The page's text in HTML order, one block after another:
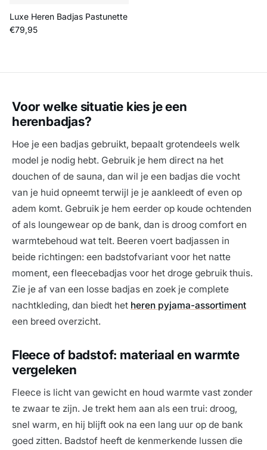
Luxe Heren Badjas Pastunette
Reguliere prijs
€79,95
Voor welke situatie kies je een
herenbadjas?
Hoe je een badjas gebruikt, bepaalt grotendeels welk
model je nodig hebt. Gebruik je hem direct na het
douchen of de sauna, dan wil je een badjas die vocht
van je huid opneemt terwijl je je aankleedt of even op
adem komt. Gebruik je hem eerder op koude ochtenden
of als loungewear op de bank, dan is droog comfort en
warmtebehoud wat telt. Beeren voert badjassen in
beide richtingen: een badstofvariant voor het natte
moment, een fleecebadjas voor het droge gebruik thuis.
Zie je af van een losse badjas en zoek je complete
nachtkleding, dan biedt het heren pyjama-assortiment
een breed overzicht.
Fleece of badstof: materiaal en warmte
vergeleken
Fleece is licht van gewicht en houd warmte vast zonder
te zwaar te zijn. Je trekt hem aan als een trui: droog,
snel warm, en hij blijft ook na een lang uur op de bank
goed zitten. Badstof heeft de kenmerkende lussen die